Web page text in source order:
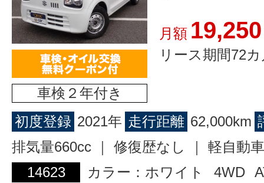
車検２年付き
月額 19,250
リース期間72
初度登録 2021年 走行距離 62,000km
排気量660cc ｜ 修復歴なし ｜ 軽自動車
14623
カラー：ホワイト 4WD